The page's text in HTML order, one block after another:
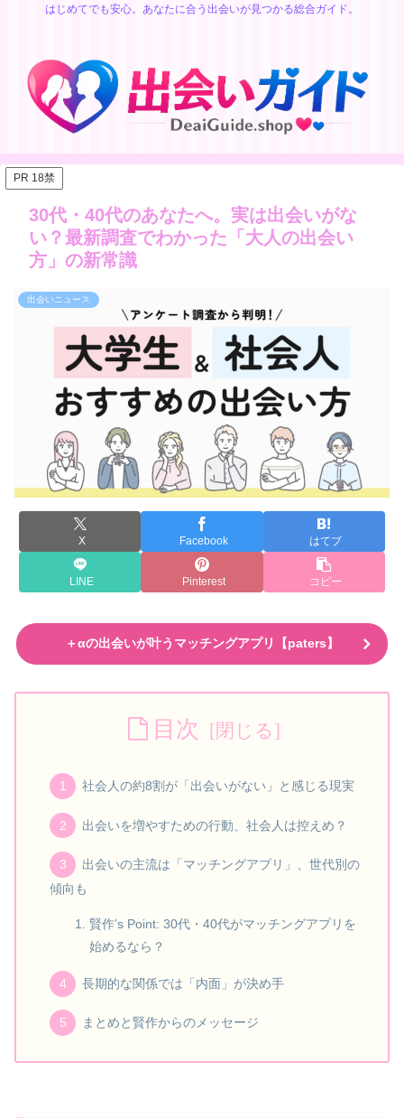
はじめてでも安心。あなたに合う出会いが見つかる総合ガイド。
PR 18禁
30代・40代のあなたへ。実は出会いがな
い？最新調査でわかった「大人の出会い
方」の新常識
出会いニュース
X Facebook はてブ
LINE Pinterest コピー
＋αの出会いが叶うマッチングアプリ【paters】
目次
社会人の約8割が「出会いがない」と感じる現実
出会いを増やすための行動、社会人は控えめ？
出会いの主流は「マッチングアプリ」、世代別の
傾向も
賢作’s Point: 30代・40代がマッチングアプリを
始めるなら？
長期的な関係では「内面」が決め手
まとめと賢作からのメッセージ